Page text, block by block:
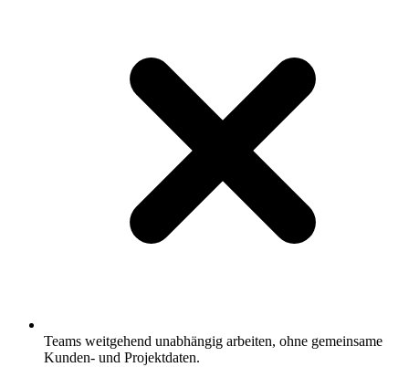
Teams weitgehend unabhängig arbeiten, ohne gemeinsame
Kunden- und Projektdaten.